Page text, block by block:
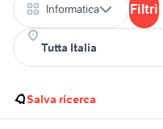
Informatica Filtri
Salva ricerca